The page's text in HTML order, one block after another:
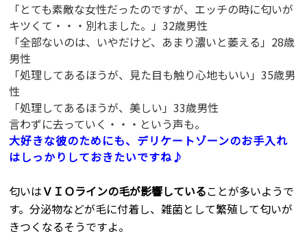
「とても素敵な女性だったのですが、エッチの時に匂いが
キツくて・・・別れました。」32歳男性
「全部ないのは、いやだけど、あまり濃いと萎える」28歳
男性
「処理してあるほうが、見た目も触り心地もいい」35歳男
性
「処理してあるほうが、美しい」33歳男性
言わずに去っていく・・・という声も。
大好きな彼のためにも、デリケートゾーンのお手入れ
はしっかりしておきたいですね♪
匂いはＶＩＯラインの毛が影響していることが多いようで
す。分泌物などが毛に付着し、雑菌として繁殖して匂いが
きつくなるそうですよ。